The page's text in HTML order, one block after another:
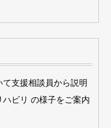
支援相談員から説明
ビリ の様子をご案内